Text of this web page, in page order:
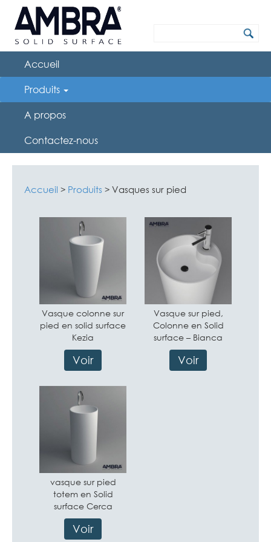
Accueil
Produits
A propos
Contactez-nous
Accueil > Produits > Vasques sur pied
Vasque colonne sur
pied en solid surface
Kezia
Voir
Vasque sur pied,
Colonne en Solid
surface – Bianca
Voir
vasque sur pied
totem en Solid
surface Cerca
Voir